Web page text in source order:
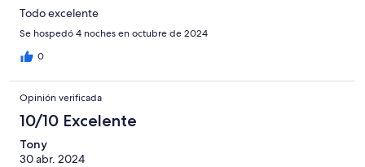
Todo excelente
Se hospedó 4 noches en octubre de 2024
0
Opinión verificada
10/10 Excelente
Tony
30 abr. 2024